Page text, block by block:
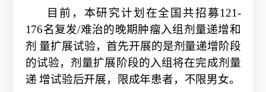
目前，本研究计划在全国共招募121-
176名复发/难治的晚期肿瘤入组剂量递增和
剂 量扩展试验，首先开展的是剂量递增阶段
的试验，剂量扩展阶段的入组将在完成剂量
递 增试验后开展，限成年患者，不限男女。